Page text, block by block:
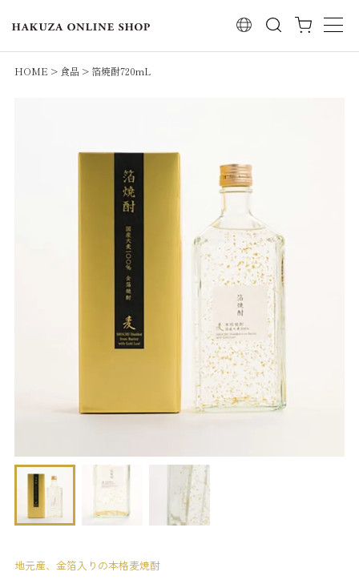
検索
HOME 食品 箔焼酎720mL
地元産、金箔入りの本格麦焼酎